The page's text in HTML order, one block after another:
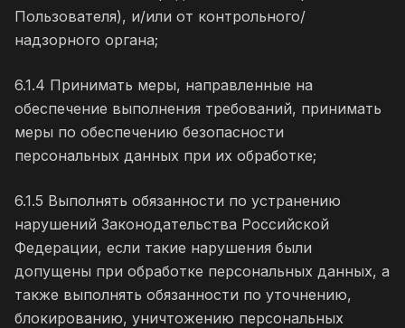
Пользователя), и/или от контрольного/
надзорного органа;
6.1.4 Принимать меры, направленные на
обеспечение выполнения требований, принимать
меры по обеспечению безопасности
персональных данных при их обработке;
6.1.5 Выполнять обязанности по устранению
нарушений Законодательства Российской
Федерации, если такие нарушения были
допущены при обработке персональных данных, а
также выполнять обязанности по уточнению,
блокированию, уничтожению персональных